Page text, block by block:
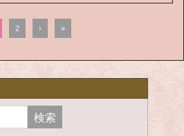
2 › »